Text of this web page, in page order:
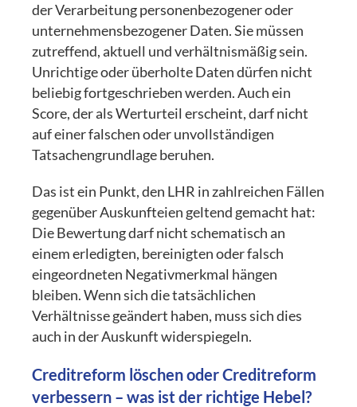
der Verarbeitung personenbezogener oder
unternehmensbezogener Daten. Sie müssen
zutreffend, aktuell und verhältnismäßig sein.
Unrichtige oder überholte Daten dürfen nicht
beliebig fortgeschrieben werden. Auch ein
Score, der als Werturteil erscheint, darf nicht
auf einer falschen oder unvollständigen
Tatsachengrundlage beruhen.
Das ist ein Punkt, den LHR in zahlreichen Fällen
gegenüber Auskunfteien geltend gemacht hat:
Die Bewertung darf nicht schematisch an
einem erledigten, bereinigten oder falsch
eingeordneten Negativmerkmal hängen
bleiben. Wenn sich die tatsächlichen
Verhältnisse geändert haben, muss sich dies
auch in der Auskunft widerspiegeln.
Creditreform löschen oder Creditreform
verbessern – was ist der richtige Hebel?